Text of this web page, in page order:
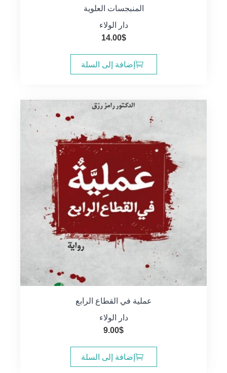
المنبجسات العلوية
دار الولاء
14.00$
إضافة إلى السلة
عملية في القطاع الرابع
دار الولاء
9.00$
إضافة إلى السلة